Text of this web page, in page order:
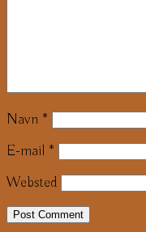
Navn *
E-mail *
Websted